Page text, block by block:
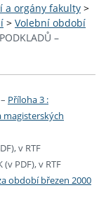
a orgány fakulty >
> Volební období
–
– Příloha 3 :
v RTF
PDF), v RTF
období březen 2000